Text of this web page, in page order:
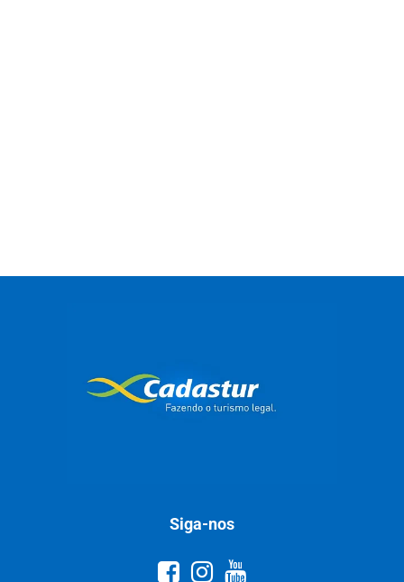
Siga-nos